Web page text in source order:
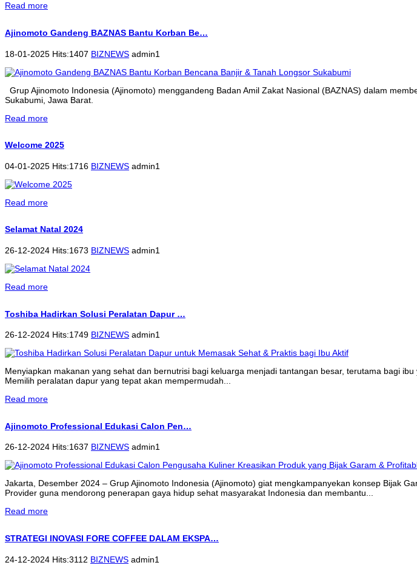
Read more
Ajinomoto Gandeng BAZNAS Bantu Korban Be…
18-01-2025 Hits:1407 BIZNEWS admin1
Grup Ajinomoto Indonesia (Ajinomoto) menggandeng Badan Amil Zakat Nasional (BAZNAS) dalam
Sukabumi, Jawa Barat.
Read more
Welcome 2025
04-01-2025 Hits:1716 BIZNEWS admin1
Read more
Selamat Natal 2024
26-12-2024 Hits:1673 BIZNEWS admin1
Read more
Toshiba Hadirkan Solusi Peralatan Dapur …
26-12-2024 Hits:1749 BIZNEWS admin1
Menyiapkan makanan yang sehat dan bernutrisi bagi keluarga menjadi tantangan besar, terutama bagi
Memilih peralatan dapur yang tepat akan mempermudah...
Read more
Ajinomoto Professional Edukasi Calon Pen…
26-12-2024 Hits:1637 BIZNEWS admin1
Jakarta, Desember 2024 – Grup Ajinomoto Indonesia (Ajinomoto) giat mengkampanyekan konsep Bijak
Provider guna mendorong penerapan gaya hidup sehat masyarakat Indonesia dan membantu...
Read more
STRATEGI INOVASI FORE COFFEE DALAM EKSPA…
24-12-2024 Hits:3112 BIZNEWS admin1